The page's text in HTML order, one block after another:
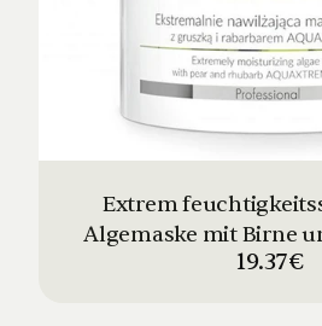
Extrem
Algemaske mit Birne
19.37€